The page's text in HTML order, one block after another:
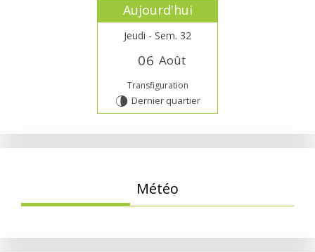
Aujourd'hui
Jeudi - Sem. 32
06 Août
Transfiguration
U Dernier quartier
Météo